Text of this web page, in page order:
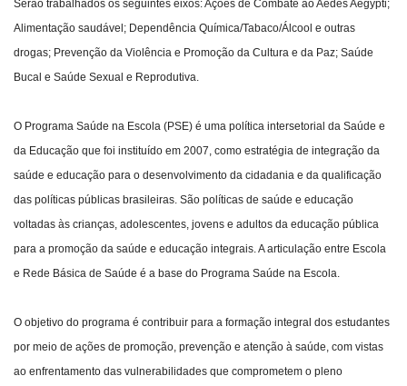
Serão trabalhados os seguintes eixos: Ações de Combate ao Aedes Aegypti;
Alimentação saudável; Dependência Química/Tabaco/Álcool e outras
drogas; Prevenção da Violência e Promoção da Cultura e da Paz; Saúde
Bucal e Saúde Sexual e Reprodutiva.
O Programa Saúde na Escola (PSE) é uma política intersetorial da Saúde e
da Educação que foi instituído em 2007, como estratégia de integração da
saúde e educação para o desenvolvimento da cidadania e da qualificação
das políticas públicas brasileiras. São políticas de saúde e educação
voltadas às crianças, adolescentes, jovens e adultos da educação pública
para a promoção da saúde e educação integrais. A articulação entre Escola
e Rede Básica de Saúde é a base do Programa Saúde na Escola.
O objetivo do programa é contribuir para a formação integral dos estudantes
por meio de ações de promoção, prevenção e atenção à saúde, com vistas
ao enfrentamento das vulnerabilidades que comprometem o pleno